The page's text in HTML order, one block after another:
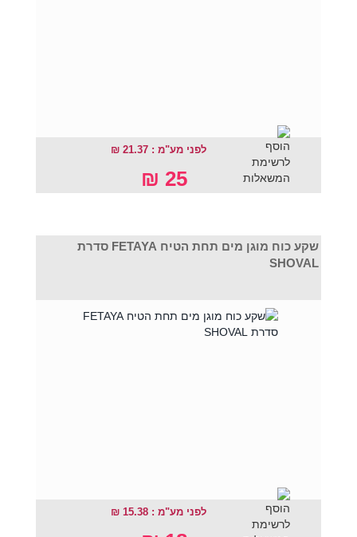
לפני מע"מ : 21.37 ₪
25 ₪
שקע כוח מוגן מים תחת הטיח FETAYA סדרת
SHOVAL
לפני מע"מ : 15.38 ₪